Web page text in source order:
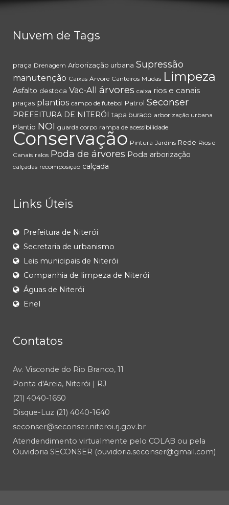
Nuvem de Tags
praça Drenagem Arborização urbana Supressão
manutenção Caixas Árvore Canteiros Mudas Limpeza
Asfalto destoca Vac-All árvores caixa rios e canais
praças plantios campo de futebol Patrol Seconser
PREFEITURA DE NITERÓI tapa buraco arborização urbana
Plantio NOI guarda corpo rampa de acessibilidade
Conservação Pintura Jardins Rede Rios e
Canais ralos Poda de árvores Poda arborização
calçadas recomposição calçada
Links Úteis
Prefeitura de Niterói
Secretaria de urbanismo
Leis municipais de Niterói
Companhia de limpeza de Niterói
Águas de Niterói
Enel
Contatos
Av. Visconde do Rio Branco, 11
Ponta d'Areia, Niterói | RJ
(21) 4040-1650
Disque-Luz (21) 4040-1640
seconser@seconser.niteroi.rj.gov.br
Atendendimento virtualmente pelo COLAB ou pela
Ouvidoria SECONSER (ouvidoria.seconser@gmail.com)